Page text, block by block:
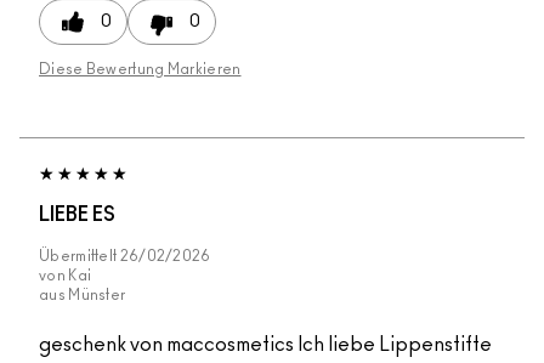
0 0
Diese Bewertung Markieren
LIEBE ES
Übermittelt 26/02/2026
von Kai
aus Münster
geschenk von maccosmetics Ich liebe Lippenstifte